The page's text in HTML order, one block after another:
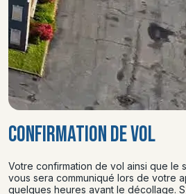
CONFIRMATION DE VOL
Votre confirmation de vol ainsi que le
vous sera communiqué lors de votre
quelques heures avant le décollage.